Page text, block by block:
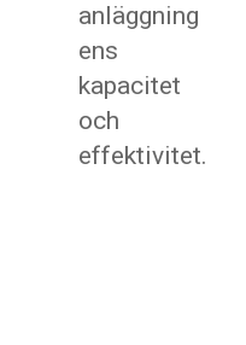
anläggning
ens
kapacitet
och
effektivitet.